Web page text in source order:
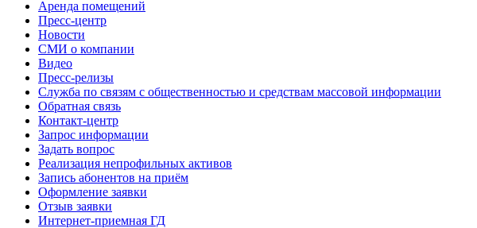
Аренда помещений
Пресс-центр
Новости
СМИ о компании
Видео
Пресс-релизы
Служба по связям с общественностью и средствам массовой информации
Обратная связь
Контакт-центр
Запрос информации
Задать вопрос
Реализация непрофильных активов
Запись абонентов на приём
Оформление заявки
Отзыв заявки
Интернет-приемная ГД